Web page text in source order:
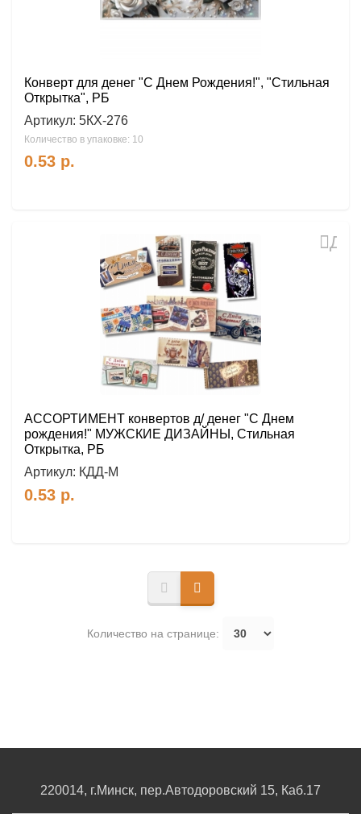
Конверт для денег "С Днем Рождения!", "Стильная
Открытка", РБ
Артикул: 5КХ-276
Количество в упаковке: 10
0.53 р.
АССОРТИМЕНТ конвертов д/ денег "С Днем
рождения!" МУЖСКИЕ ДИЗАЙНЫ, Стильная
Открытка, РБ
Артикул: КДД-М
0.53 р.
Количество на странице:
220014, г.Минск, пер.Автодоровский 15, Каб.17